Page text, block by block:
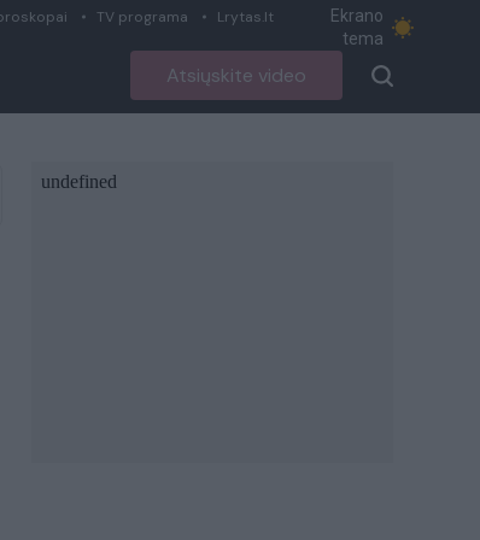
TV programa Lrytas.lt
Ekrano
tema
Atsiųskite video